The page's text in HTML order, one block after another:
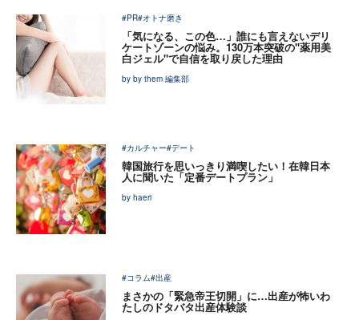
#PR#オトナ磨き
「気になる、この色…」誰にも言えないデリ
ケートゾーンの悩み。130万本突破の"薬用美
白ジェル"で自信を取り戻した理由
by by them 編集部
#カルチャー#デート
韓国旅行を思いっきり満喫したい！在韓日本
人に聞いた「定番デートプラン」
by haeri
#コラム#出産
まさかの「緊急帝王切開」に…出産が怖いわ
たしのドタバタ出産体験談